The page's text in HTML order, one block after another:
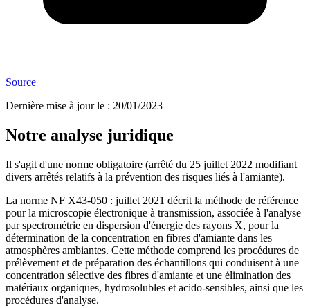
Source
Dernière mise à jour le : 20/01/2023
Notre analyse juridique
Il s'agit d'une norme obligatoire (arrêté du 25 juillet 2022 modifiant
divers arrêtés relatifs à la prévention des risques liés à l'amiante).
La norme NF X43-050 : juillet 2021 décrit la méthode de référence
pour la microscopie électronique à transmission, associée à l'analyse
par spectrométrie en dispersion d'énergie des rayons X, pour la
détermination de la concentration en fibres d'amiante dans les
atmosphères ambiantes. Cette méthode comprend les procédures de
prélèvement et de préparation des échantillons qui conduisent à une
concentration sélective des fibres d'amiante et une élimination des
matériaux organiques, hydrosolubles et acido-sensibles, ainsi que les
procédures d'analyse.